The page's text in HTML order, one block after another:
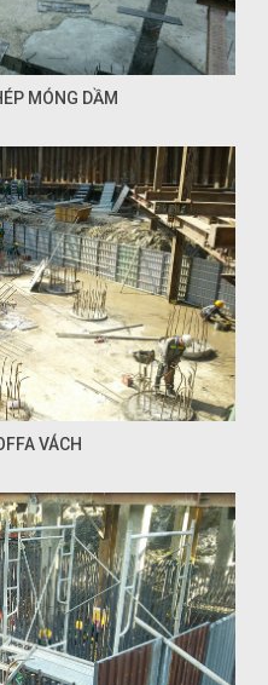
MÓNG DẦM
VÁCH